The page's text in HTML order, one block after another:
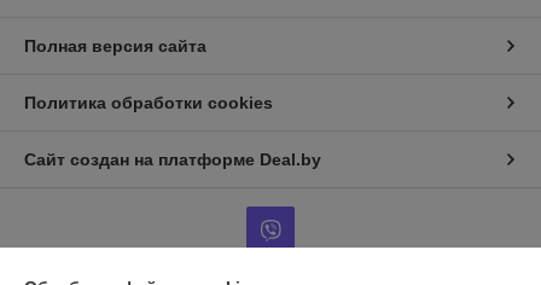
Полная версия сайта
Политика обработки cookies
Сайт создан на платформе Deal.by